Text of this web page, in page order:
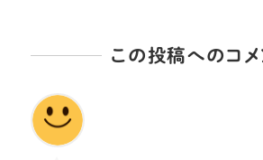
この投稿へのコメ